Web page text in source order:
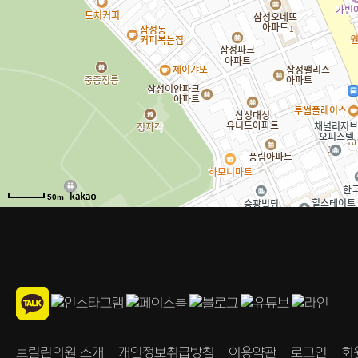
50m
브릴린의원 소개 개인정보취급방침 이용약관 로그인 회